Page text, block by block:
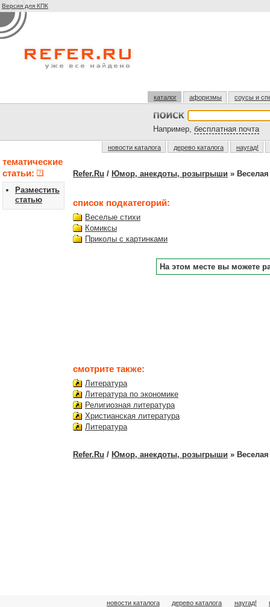
Версия для КПК
каталог афоризмы соусы и
Например, бесплатная почта
новости каталога дерево каталога наугад!
тематические
статьи:
Разместить
статью
Refer.Ru / Юмор, анекдоты, розыгрыши »
список подкатегорий:
Веселые стихи
Комиксы
Приколы с картинками
На этом месте вы можете
смотрите также:
Литература
Литература по экономике
Религиозная литература
Христианская литература
Литература
Refer.Ru / Юмор, анекдоты, розыгрыши »
новости каталога дерево каталога наугад!